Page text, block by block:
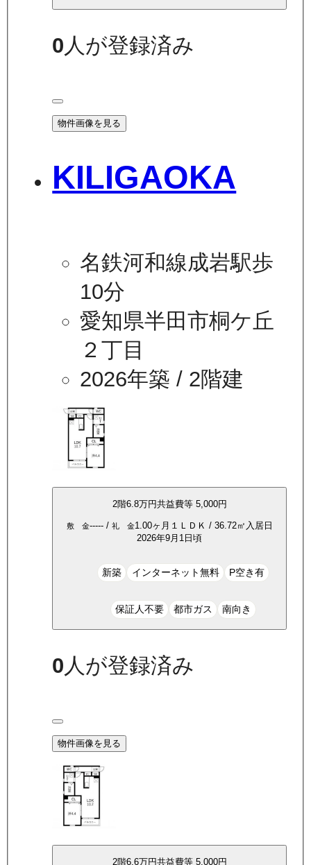
0人が登録済み
物件画像を見る
KILIGAOKA
名鉄河和線成岩駅歩
10分
愛知県半田市桐ケ丘
２丁目
2026年築 / 2階建
2階6.8万円共益費等 5,000円
敷 金-----/ 礼 金1.00ヶ月 １ＬＤＫ / 36.72㎡ 入居日
2026年9月1日頃
新築 インターネット無料 P空き有
保証人不要 都市ガス 南向き
0人が登録済み
物件画像を見る
2階6.6万円共益費等 5,000円